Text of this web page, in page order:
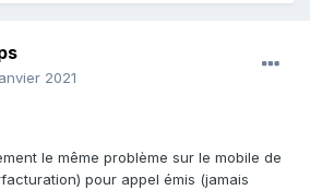
2021
le même problème sur le mobile de
pour appel émis (jamais